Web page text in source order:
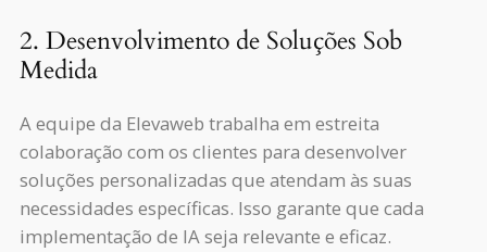
2. Desenvolvimento de Soluções Sob
Medida
A equipe da Elevaweb trabalha em estreita
colaboração com os clientes para desenvolver
soluções personalizadas que atendam às suas
necessidades específicas. Isso garante que cada
implementação de IA seja relevante e eficaz.